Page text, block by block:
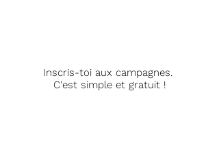
Inscris-toi aux campagnes.
C'est simple et gratuit !